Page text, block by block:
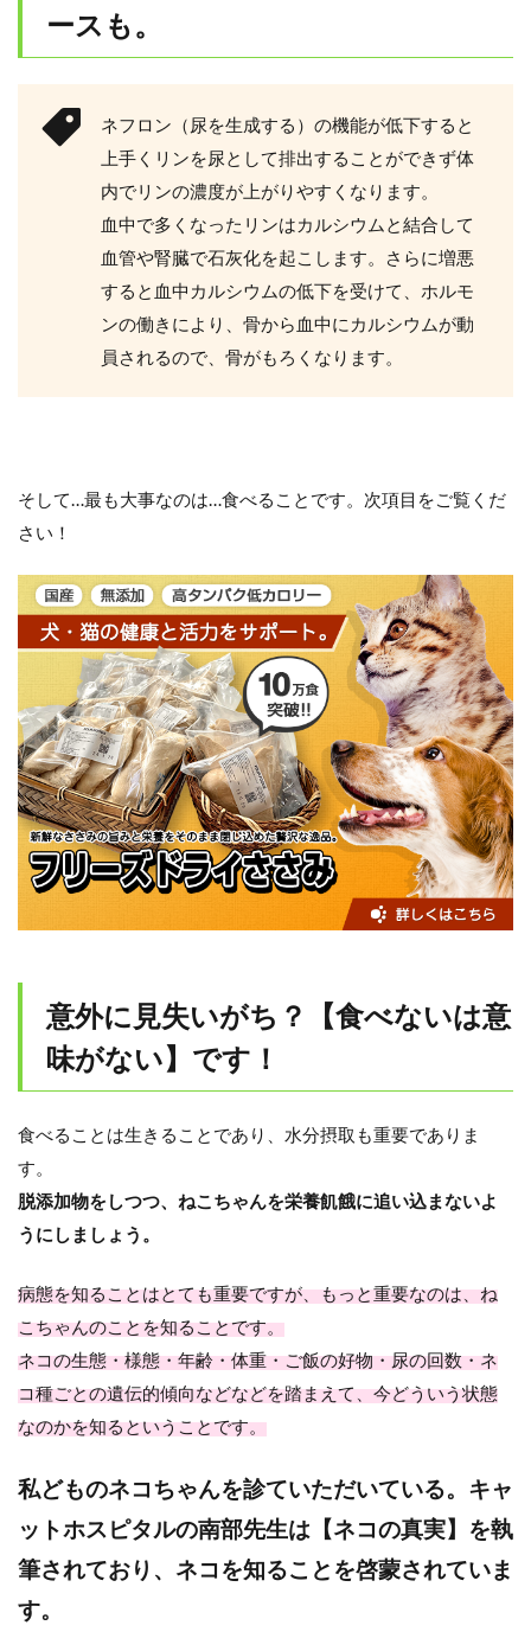
ースも。
ネフロン（尿を生成する）の機能が低下すると
上手くリンを尿として排出することができず体
内でリンの濃度が上がりやすくなります。
血中で多くなったリンはカルシウムと結合して
血管や腎臓で石灰化を起こします。さらに増悪
すると血中カルシウムの低下を受けて、ホルモ
ンの働きにより、骨から血中にカルシウムが動
員されるので、骨がもろくなります。
そして…最も大事なのは…食べることです。次項目をご覧くだ
さい！
意外に見失いがち？【食べないは意
味がない】です！
食べることは生きることであり、水分摂取も重要でありま
す。
脱添加物をしつつ、ねこちゃんを栄養飢餓に追い込まないよ
うにしましょう。
病態を知ることはとても重要ですが、もっと重要なのは、ね
こちゃんのことを知ることです。
ネコの生態・様態・年齢・体重・ご飯の好物・尿の回数・ネ
コ種ごとの遺伝的傾向などなどを踏まえて、今どういう状態
なのかを知るということです。
私どものネコちゃんを診ていただいている。キャ
ットホスピタルの南部先生は【ネコの真実】を執
筆されており、ネコを知ることを啓蒙されていま
す。